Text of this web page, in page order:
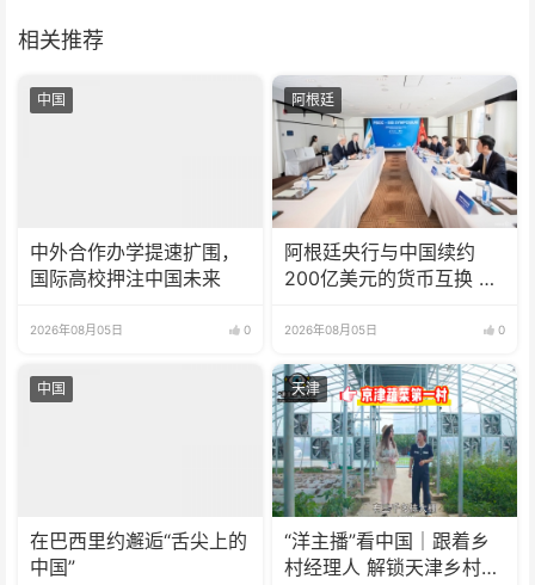
相关推荐
中国
中外合作办学提速扩围，
国际高校押注中国未来
2026年08月05日 0
阿根廷
阿根廷央行与中国续约
200亿美元的货币互换 有
2026年08月05日 0
中国
在巴西里约邂逅“舌尖上的
中国”
天津
“洋主播”看中国｜跟着乡
村经理人 解锁天津乡村振